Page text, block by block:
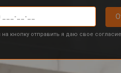
кнопку отправить я даю свое